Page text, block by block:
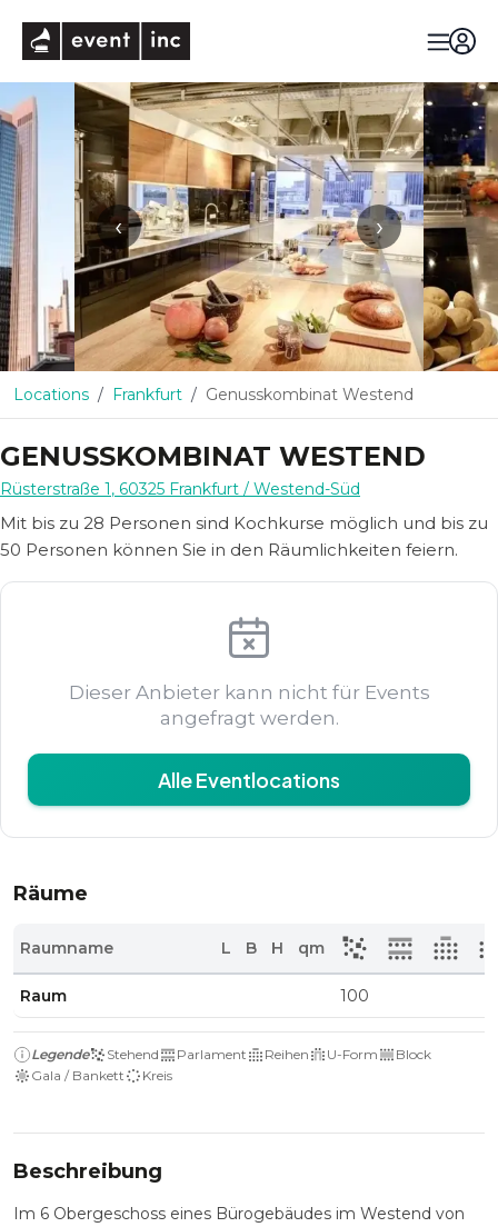
‹ ›
Locations Frankfurt Genusskombinat Westend
GENUSSKOMBINAT WESTEND
Rüsterstraße 1, 60325 Frankfurt / Westend-Süd
Mit bis zu 28 Personen sind Kochkurse möglich und bis zu
50 Personen können Sie in den Räumlichkeiten feiern.
Dieser Anbieter kann nicht für Events
angefragt werden.
Alle Eventlocations
Räume
Raumname L B H qm
Raum 100
Legende Stehend Parlament Reihen U-Form
Block
Gala / Bankett
Kreis
Beschreibung
Im 6 Obergeschoss eines Bürogebäudes im Westend von